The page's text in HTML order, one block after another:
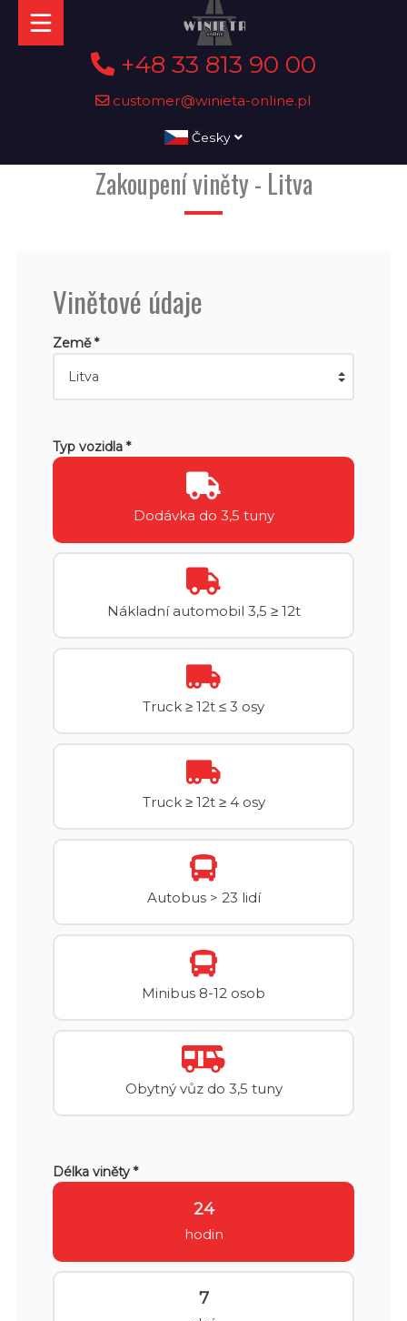
+48 33 813 90 00
customer@winieta-online.pl
Česky
Zakoupení viněty - Litva
Vinětové údaje
Země *
Typ vozidla *
Dodávka do 3,5 tuny
Nákladní automobil 3,5 ≥ 12t
Truck ≥ 12t ≤ 3 osy
Truck ≥ 12t ≥ 4 osy
Autobus > 23 lidí
Minibus 8-12 osob
Obytný vůz do 3,5 tuny
Délka viněty *
24
hodin
7